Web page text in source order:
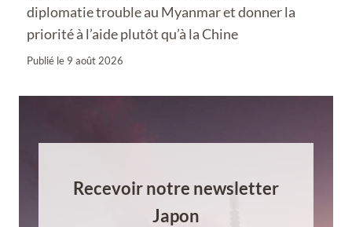
diplomatie trouble au Myanmar et donner la
priorité à l’aide plutôt qu’à la Chine
Publié le 9 août 2026
Recevoir notre newsletter
Japon